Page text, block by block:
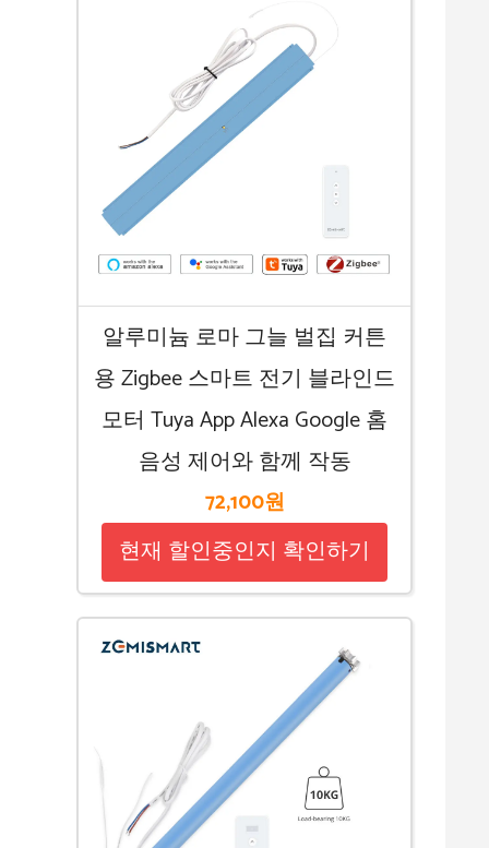
알루미늄 로마 그늘 벌집 커튼
용 Zigbee 스마트 전기 블라인드
모터 Tuya App Alexa Google 홈
음성 제어와 함께 작동
72,100원
현재 할인중인지 확인하기